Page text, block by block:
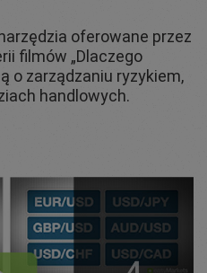
oferowane przez
filmów „Dlaczego
o zarządzaniu ryzykiem,
handlowych.